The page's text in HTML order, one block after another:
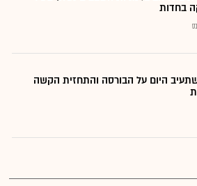
בחדות
היום על הבורסה והתחזית הקשה